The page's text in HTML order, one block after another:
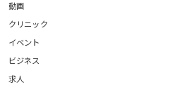
動画
クリニック
イベント
ビジネス
求人